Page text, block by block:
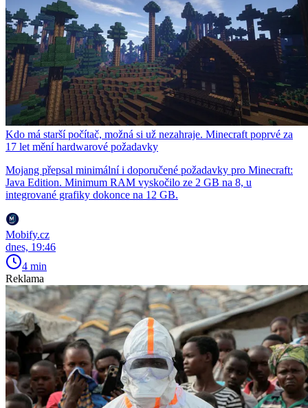
Kdo má starší počítač, možná si už nezahraje. Minecraft poprvé za
17 let mění hardwarové požadavky
Mojang přepsal minimální i doporučené požadavky pro Minecraft:
Java Edition. Minimum RAM vyskočilo ze 2 GB na 8, u
integrované grafiky dokonce na 12 GB.
Mobify.cz
dnes, 19:46
4 min
Reklama